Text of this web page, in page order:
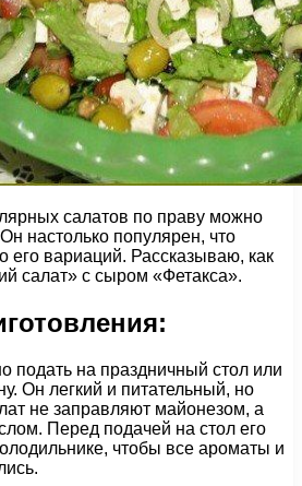
салатов по праву можно
настолько популярен, что
его вариаций. Рассказываю, как
салат» с сыром «Фетакса».
подать на праздничный стол или
Он легкий и питательный, но
не заправляют майонезом, а
Перед подачей на стол его
чтобы все ароматы и